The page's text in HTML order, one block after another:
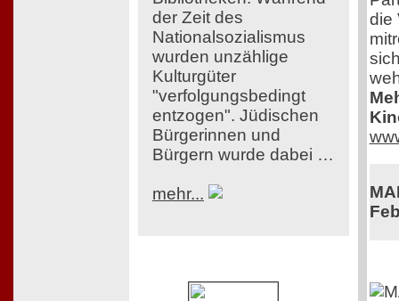
der Zeit des
Nationalsozialismus
wurden unzählige
Kulturgüter
"verfolgungsbedingt
entzogen". Jüdischen
Bürgerinnen und
Bürgern wurde dabei …
mehr...
die